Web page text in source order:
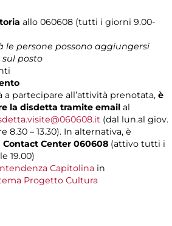
allo 060608 (tutti i giorni 9.00-
le persone possono aggiungersi
posto
a partecipare all’attività prenotata, è
la disdetta tramite email al
(dal lun.al giov.
8.30 – 13.30). In alternativa, è
Contact Center 060608 (attivo tutti i
19.00)
Capitolina in
Progetto Cultura